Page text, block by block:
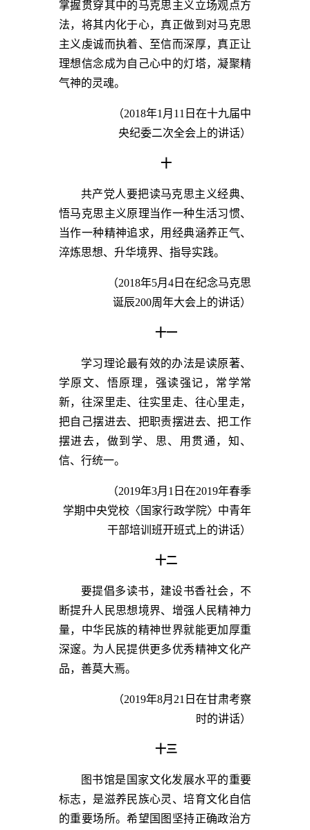
掌握贯穿其中的马克思主义立场观点方
法，将其内化于心，真正做到对马克思
主义虔诚而执着、至信而深厚，真正让
理想信念成为自己心中的灯塔，凝聚精
气神的灵魂。
（2018年1月11日在十九届中
央纪委二次全会上的讲话）
十
共产党人要把读马克思主义经典、
悟马克思主义原理当作一种生活习惯、
当作一种精神追求，用经典涵养正气、
淬炼思想、升华境界、指导实践。
（2018年5月4日在纪念马克思
诞辰200周年大会上的讲话）
十一
学习理论最有效的办法是读原著、
学原文、悟原理，强读强记，常学常
新，往深里走、往实里走、往心里走，
把自己摆进去、把职责摆进去、把工作
摆进去，做到学、思、用贯通，知、
信、行统一。
（2019年3月1日在2019年春季
学期中央党校〈国家行政学院〉中青年
干部培训班开班式上的讲话）
十二
要提倡多读书，建设书香社会，不
断提升人民思想境界、增强人民精神力
量，中华民族的精神世界就能更加厚重
深邃。为人民提供更多优秀精神文化产
品，善莫大焉。
（2019年8月21日在甘肃考察
时的讲话）
十三
图书馆是国家文化发展水平的重要
标志，是滋养民族心灵、培育文化自信
的重要场所。希望国图坚持正确政治方